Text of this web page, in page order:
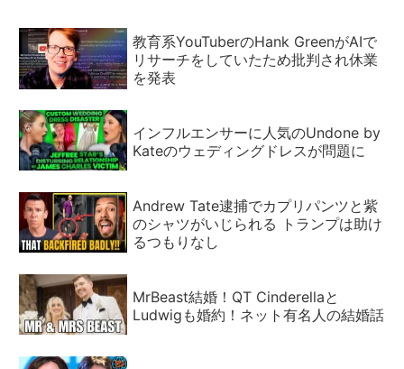
教育系YouTuberのHank GreenがAIで
リサーチをしていたため批判され休業
を発表
インフルエンサーに人気のUndone by
Kateのウェディングドレスが問題に
Andrew Tate逮捕でカプリパンツと紫
のシャツがいじられる トランプは助け
るつもりなし
MrBeast結婚！QT Cinderellaと
Ludwigも婚約！ネット有名人の結婚話